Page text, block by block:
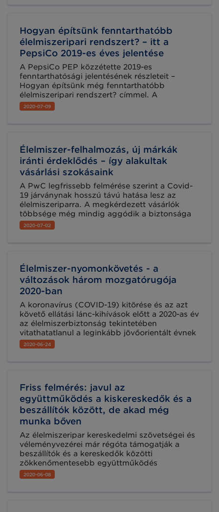
Androidos verzió is érkezik még idén.
Hogyan építsünk fenntarthatóbb
élelmiszeripari rendszert? – itt a
PepsiCo 2019-es éves jelentése
A PepsiCo PEP közzétette 2019-es
fenntarthatósági jelentésének részleteit –
Hogyan építsünk még fenntarthatóbb
élelmiszeripari rendszert? címmel. A
jelentésből kiderül, hogy mi áll a világon a
második legnagyobb élelmiszergyártó
2020-07-09
Élelmiszer-felhalmozás, új márkák
iránti érdeklődés – így alakultak
vásárlási szokásaink
A PwC legfrissebb felmérése szerint a Covid-
19 járványnak hosszú távú hatása lesz az
élelmiszeriparra. A megkérdezett vásárlók
többsége még mindig aggódik a biztonsága
miatt, és amíg meg nem oldódik a járványügyi
kérdés, továbbra is nagy mennyiségű
2020-07-02
Élelmiszer-nyomonkövetés - a
változások három mozgatórugója
2020-ban
A koronavírus (COVID-19) kitörése és az azt
követő ellátási lánc-kihívások előtt a 2020-as év
az élelmiszerbiztonság tekintetében
vitathatatlanul a leginkább jövőorientált évnek
számított. Tekintettel a feltörekvő technológiák
ígéretes fejlődésére és az Egyesült Államok
tervezetére, az iparág továbbra is készen áll
arra, hogy lépéseket tegyen az élelmiszer-
ellátási láncot évek óta jellemző pazarlás
megállítása, és nagyobb átláthatóságának
elérése érdekében.
2020-06-24
Friss felmérés: javul az
együttműködés a kiskereskedők és a
beszállítók között, de akad még
munka bőven
Az élelmiszeripar kereskedelmi szövetségei és
véleményvezérei már régóta támogatják a
beszállítók és a kereskedők közötti
zökkenőmentesebb együttműködés
kialakítását. Ennek jelentősége most még
jobban megmutatkozott, köszönhetően annak,
2020-06-08